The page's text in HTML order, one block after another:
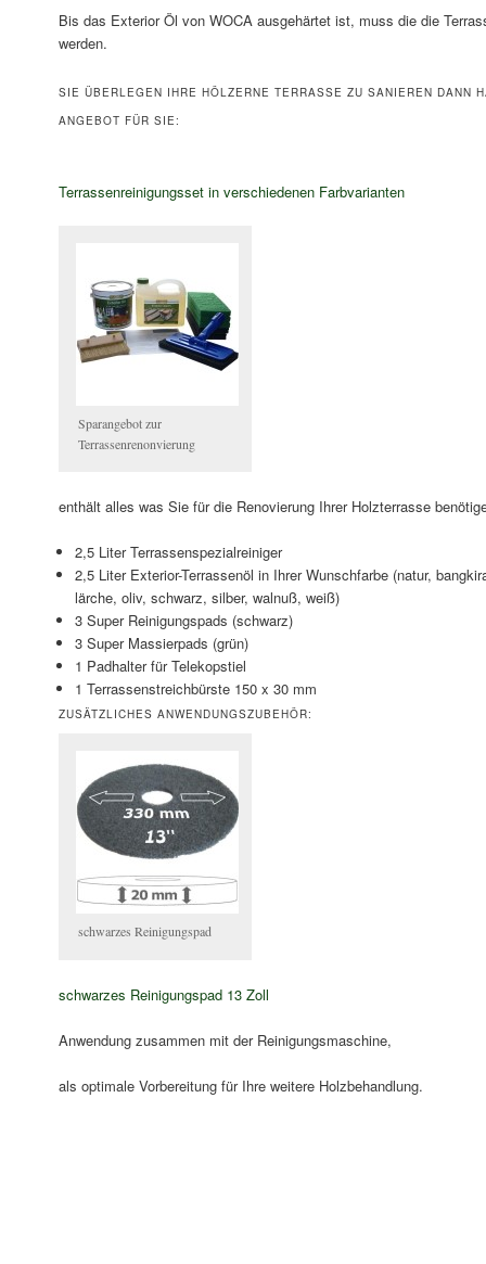
Bis das Exterior Öl von WOCA ausgehärtet ist, muss die die
werden.
SIE ÜBERLEGEN IHRE HÖLZERNE TERRASSE ZU SANIEREN DANN
ANGEBOT FÜR SIE:
Terrassenreinigungsset in verschiedenen Farbvarianten
Sparangebot zur
Terrassenrenonvierung
enthält alles was Sie für die Renovierung Ihrer Holzterrasse
2,5 Liter Terrassenspezialreiniger
2,5 Liter Exterior-Terrassenöl in Ihrer Wunschfarbe (natur,
lärche, oliv, schwarz, silber, walnuß, weiß)
3 Super Reinigungspads (schwarz)
3 Super Massierpads (grün)
1 Padhalter für Telekopstiel
1 Terrassenstreichbürste 150 x 30 mm
ZUSÄTZLICHES ANWENDUNGSZUBEHÖR:
schwarzes Reinigungspad
schwarzes Reinigungspad 13 Zoll
Anwendung zusammen mit der Reinigungsmaschine,
als optimale Vorbereitung für Ihre weitere Holzbehandlung.